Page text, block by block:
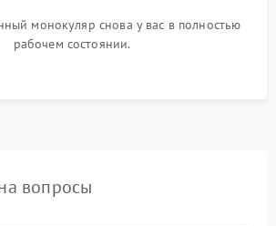
монокуляр снова у вас в полностью
рабочем состоянии.
вопросы